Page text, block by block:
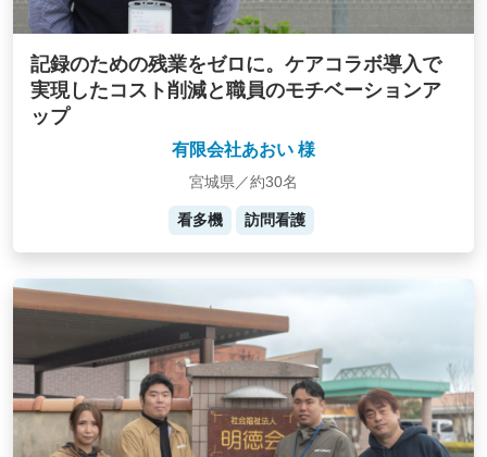
記録のための残業をゼロに。ケアコラボ導入で
実現したコスト削減と職員のモチベーションア
ップ
有限会社あおい 様
宮城県／約30名
看多機 訪問看護